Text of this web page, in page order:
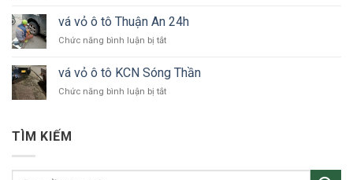
KCN
vỏ
xe
ô
Bắc
Tân
Uyên
vá vỏ ô tô Thuận An 24h
Chức năng bình luận bị tắtở
ô
tô
vá vỏ ô tô KCN Sóng Thần
Chức năng bình luận bị tắtở
Sóng
TÌM KIẾM